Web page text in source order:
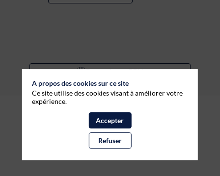
Demander un RDV
Envoyer un message
A propos des cookies sur ce site
Ce site utilise des cookies visant à améliorer votre
expérience.
Accepter
Refuser